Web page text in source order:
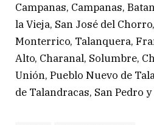
Campanas, Campanas,
la Vieja, San José del
Monterrico, Talanquera,
Alto, Charanal, Solumbre,
Unión, Pueblo Nuevo de
de Talandracas, San Pedro